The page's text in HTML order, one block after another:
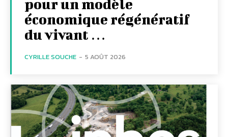
pour un modèle
économique régénératif
du vivant …
CYRILLE SOUCHE - 5 AOÛT 2026